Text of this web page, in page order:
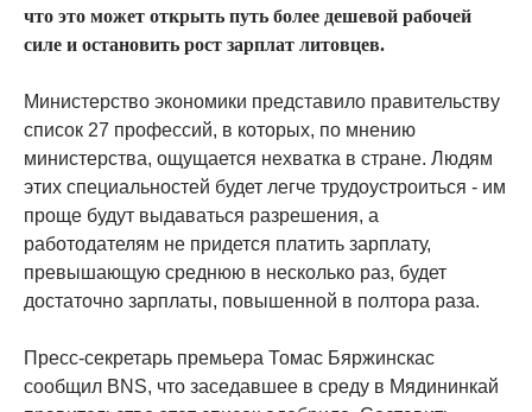
что это может открыть путь более дешевой рабочей
силе и остановить рост зарплат литовцев.
Министерство экономики представило правительству
список 27 профессий, в которых, по мнению
министерства, ощущается нехватка в стране. Людям
этих специальностей будет легче трудоустроиться - им
проще будут выдаваться разрешения, а
работодателям не придется платить зарплату,
превышающую среднюю в несколько раз, будет
достаточно зарплаты, повышенной в полтора раза.
Пресс-секретарь премьера Томас Бяржинскас
сообщил BNS, что заседавшее в среду в Мядининкай